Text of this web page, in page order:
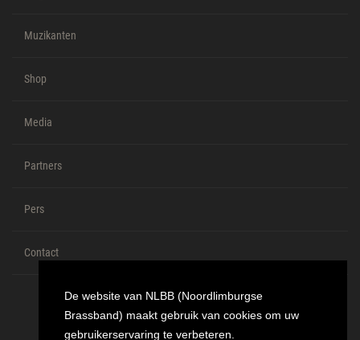
De website van NLBB (Noordlimburgse
Brassband) maakt gebruik van cookies om uw
gebruikerservaring te verbeteren.
Muzikanten
Shop
Media
Partners
Pers
Contact